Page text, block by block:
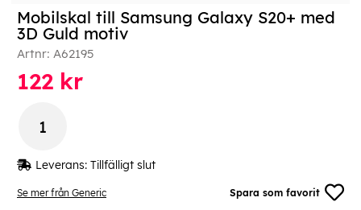
Se mer från Generic Spara som favorit
Mobilskal till Samsung Galaxy S20+ med
3D Guld motiv
Artnr: A62195
122 kr
Leverans: Tillfälligt slut